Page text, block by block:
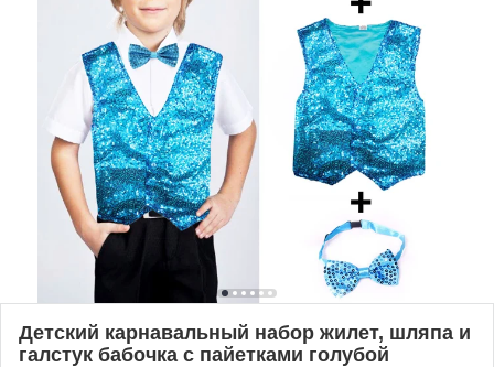
Детский карнавальный набор жилет, шляпа и
галстук бабочка с пайетками голубой